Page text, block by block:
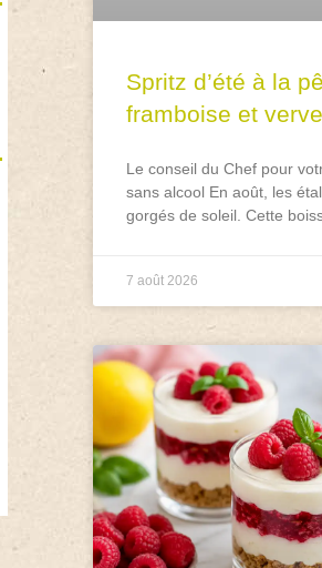
Spritz d’été à la
framboise et
Le conseil du Chef pour
sans alcool En août, les
gorgés de soleil. Cette
7 août 2026